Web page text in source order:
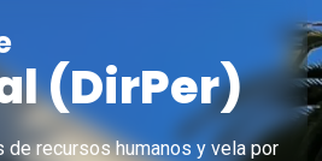
(DirPer)
recursos humanos y vela por